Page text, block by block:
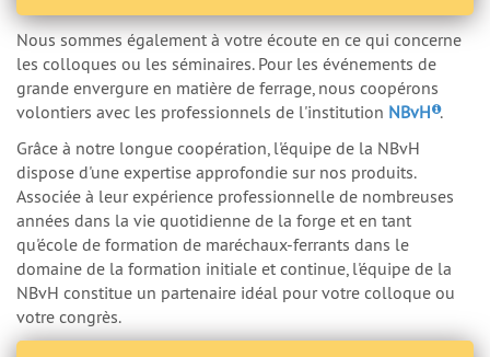
Nous sommes également à votre écoute en ce qui concerne
les colloques ou les séminaires. Pour les événements de
grande envergure en matière de ferrage, nous coopérons
volontiers avec les professionnels de l'institution NBvH .
Grâce à notre longue coopération, l'équipe de la NBvH
dispose d'une expertise approfondie sur nos produits.
Associée à leur expérience professionnelle de nombreuses
années dans la vie quotidienne de la forge et en tant
qu'école de formation de maréchaux-ferrants dans le
domaine de la formation initiale et continue, l'équipe de la
NBvH constitue un partenaire idéal pour votre colloque ou
votre congrès.